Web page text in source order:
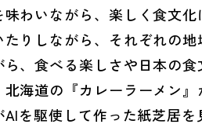
味わいながら、楽しく食文
たりしながら、それぞれの
ら、食べる楽しさや日本の
海道の『カレーラーメン
AIを駆使して作った紙芝居